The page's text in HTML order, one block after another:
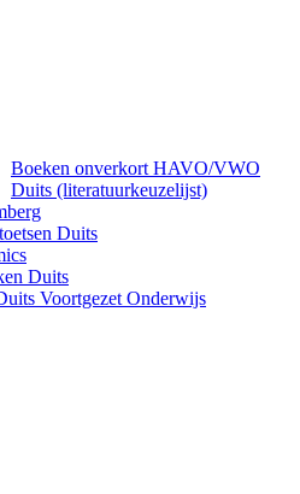
Boeken onverkort HAVO/VWO
Duits (literatuurkeuzelijst)
Duits
Duits
Voortgezet Onderwijs